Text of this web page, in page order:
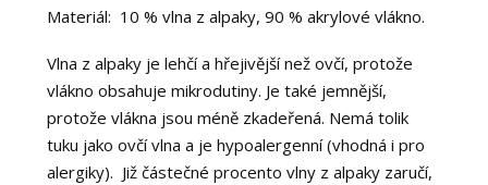
Materiál: 10 % vlna z alpaky, 90 % akrylové vlákno.
Vlna z alpaky je lehčí a hřejivější než ovčí, protože
vlákno obsahuje mikrodutiny. Je také jemnější,
protože vlákna jsou méně zkadeřená. Nemá tolik
tuku jako ovčí vlna a je hypoalergenní (vhodná i pro
alergiky). Již částečné procento vlny z alpaky zaručí,